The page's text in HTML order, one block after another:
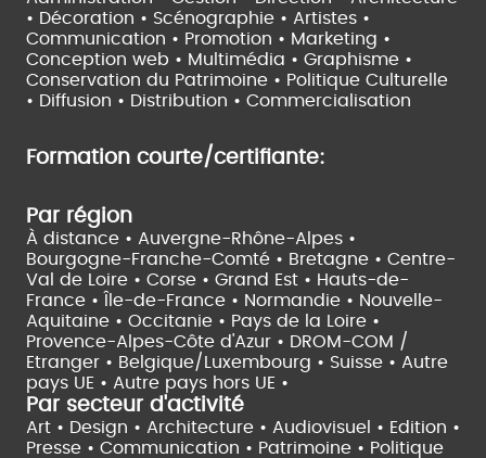
• Décoration • Scénographie • Artistes •
Communication • Promotion • Marketing •
Conception web • Multimédia • Graphisme •
Conservation du Patrimoine • Politique Culturelle
• Diffusion • Distribution • Commercialisation
Formation courte/certifiante:
Par région
À distance • Auvergne-Rhône-Alpes •
Bourgogne-Franche-Comté • Bretagne • Centre-
Val de Loire • Corse • Grand Est • Hauts-de-
France •
Île-de-France • Normandie • Nouvelle-
Aquitaine • Occitanie • Pays de la Loire •
Provence-Alpes-Côte d'Azur • DROM-COM /
Etranger • Belgique/Luxembourg • Suisse • Autre
pays UE • Autre pays hors UE •
Par secteur d'activité
Art • Design • Architecture • Audiovisuel • Edition •
Presse • Communication • Patrimoine • Politique